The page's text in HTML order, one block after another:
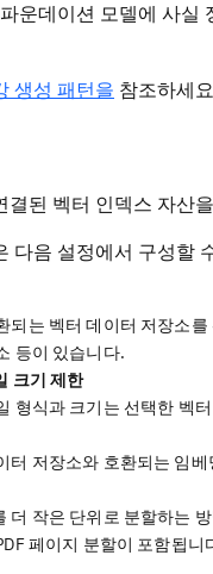
운데이션 모델에 사
생성 패턴을 참조하세
결된 벡터 인덱스 자산
다음 설정에서 구성할
되는 벡터 데이터 저장소
등이 있습니다.
크기 제한
형식과 크기는 선택한 벡
터 저장소와 호환되는 임
더 작은 단위로 분할하는
페이지 분할이 포함됩니